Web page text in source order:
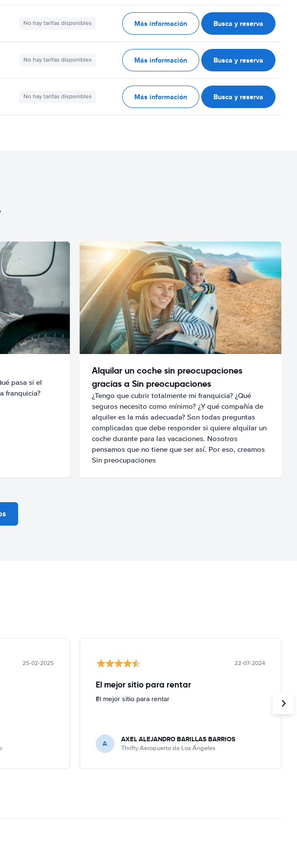
No hay tarifas disponibles Más información Busca y reserva
No hay tarifas disponibles Más información Busca y reserva
No hay tarifas disponibles Más información Busca y reserva
pasa si el
franquicia?
Alquilar un coche sin preocupaciones
gracias a Sin preocupaciones
¿Tengo que cubrir totalmente mi franquicia? ¿Qué
seguros necesito como mínimo? ¿Y qué compañía de
alquiler es la más adecuada? Son todas preguntas
complicadas que debe responder si quiere alquilar un
coche durante para las vacaciones. Nosotros
pensamos que no tiene que ser así. Por eso, creamos
Sin preocupaciones
25-02-2025 22-07-2024
El mejor sitio para rentar
El mejor sitio para rentar
A AXEL ALEJANDRO BARILLAS BARRIOS
Thrifty Aeropuerto de Los Ángeles